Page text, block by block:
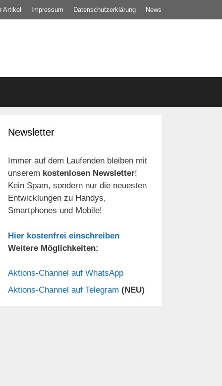
Artikel Impressum Datenschutz­erklärung News
Newsletter
Immer auf dem Laufenden bleiben mit
unserem kostenlosen Newsletter!
Kein Spam, sondern nur die neuesten
Entwicklungen zu Handys,
Smartphones und Mobile!
Hier kostenfrei einschreiben
Weitere Möglichkeiten:
Aktions-Channel auf WhatsApp
Aktions-Channel auf Telegram (NEU)